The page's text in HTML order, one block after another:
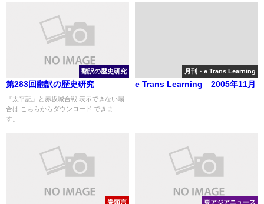
翻訳の歴史研究
第283回翻訳の歴史研究
『太平記』と赤坂城合戦 表示できない場
合は こちらからダウンロード できま
す。...
月刊・e Trans Learning
e Trans Learning 2005年11月
巻頭言 東アジアニュース